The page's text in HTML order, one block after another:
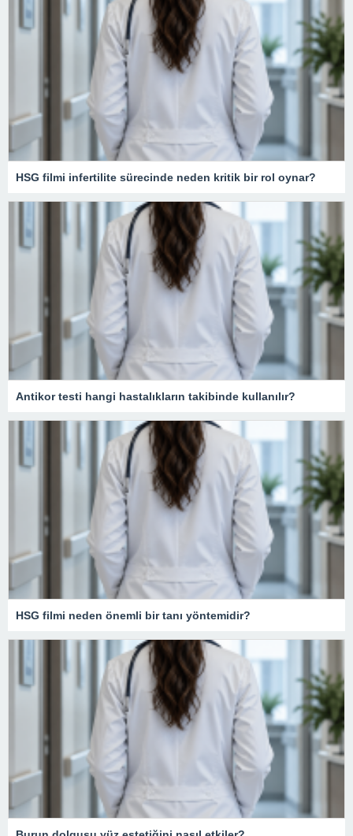
HSG filmi infertilite sürecinde neden kritik bir rol oynar?
Antikor testi hangi hastalıkların takibinde kullanılır?
HSG filmi neden önemli bir tanı yöntemidir?